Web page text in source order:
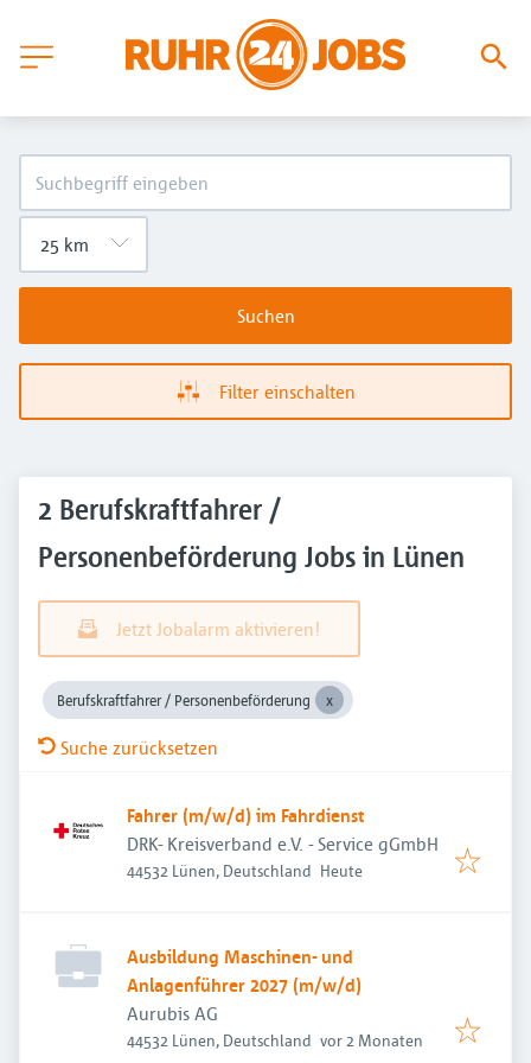
Suchen
Filter einschalten
2 Berufskraftfahrer /
Personenbeförderung Jobs in Lünen
Jetzt Jobalarm aktivieren!
Berufskraftfahrer / Personenbeförderung
Suche zurücksetzen
Fahrer (m/w/d) im Fahrdienst
DRK- Kreisverband e.V. - Service gGmbH
44532 Lünen, Deutschland Veröffentlicht
Heute
Ausbildung Maschinen- und
Anlagenführer 2027 (m/w/d)
Aurubis AG
44532 Lünen, Deutschland Veröffentlicht:
vor 2 Monaten